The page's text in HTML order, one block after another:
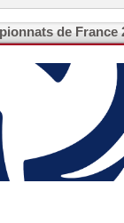
de France